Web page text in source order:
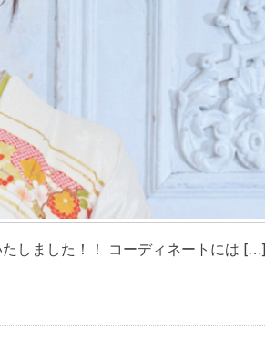
しました！！ コーディネートには […]